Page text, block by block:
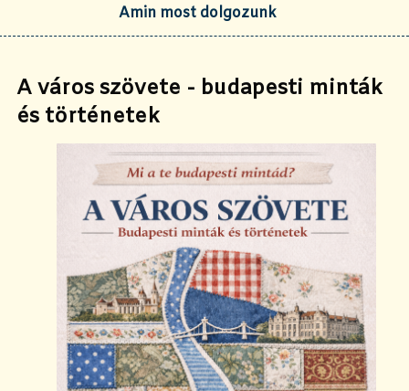
Amin most dolgozunk
A város szövete - budapesti minták
és történetek